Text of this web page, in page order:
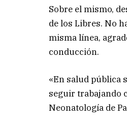
Sobre el mismo,
de los Libres. No
misma línea,
conducción.
«En salud pública
seguir trabajando
Neonatología de